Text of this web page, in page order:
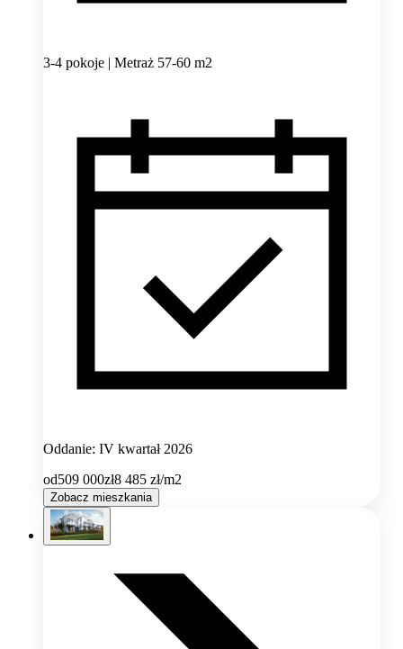
3-4 pokoje | Metraż 57-60 m2
Oddanie: IV kwartał 2026
od509 000zł8 485 zł/m2
Zobacz mieszkania